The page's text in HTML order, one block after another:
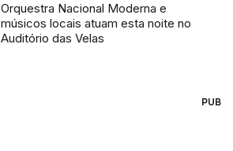
Orquestra Nacional Moderna e
músicos locais atuam esta noite no
Auditório das Velas
PUB